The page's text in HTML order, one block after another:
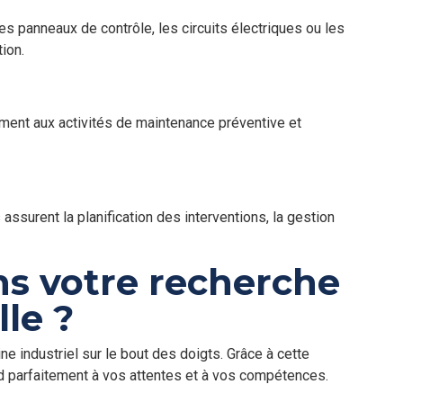
panneaux de contrôle, les circuits électriques ou les
aux activités de maintenance préventive et
la planification des interventions, la gestion
votre recherche
?
industriel sur le bout des doigts. Grâce à cette
à vos attentes et à vos compétences.